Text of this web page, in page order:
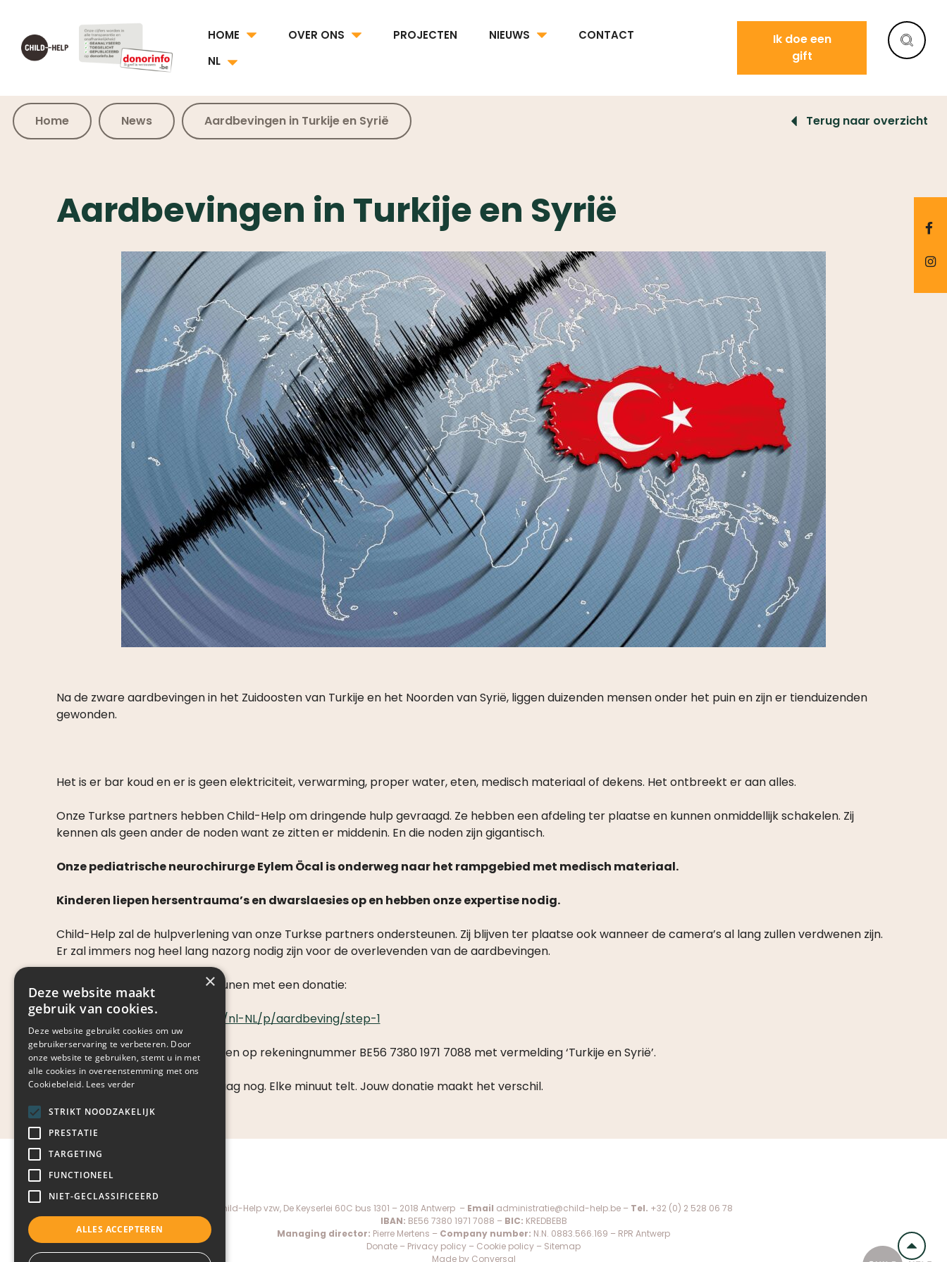
HOME OVER ONS PROJECTEN NIEUWS
CONTACT
NL
Ik doe een
gift
Home News Aardbevingen in Turkije en Syrië Terug naar overzicht
Aardbevingen in Turkije en Syrië
Na de zware aardbevingen in het Zuidoosten van Turkije en het Noorden van Syrië, liggen duizenden mensen onder het puin en zijn er tienduizenden
gewonden.
Het is er bar koud en er is geen elektriciteit, verwarming, proper water, eten, medisch materiaal of dekens. Het ontbreekt er aan alles.
Onze Turkse partners hebben Child-Help om dringende hulp gevraagd. Ze hebben een afdeling ter plaatse en kunnen onmiddellijk schakelen. Zij
kennen als geen ander de noden want ze zitten er middenin. En die noden zijn gigantisch.
Onze pediatrische neurochirurge Eylem Öcal is onderweg naar het rampgebied met medisch materiaal.
Kinderen liepen hersentrauma’s en dwarslaesies op en hebben onze expertise nodig.
Child-Help zal de hulpverlening van onze Turkse partners ondersteunen. Zij blijven ter plaatse ook wanneer de camera’s al lang zullen verdwenen zijn.
Er zal immers nog heel lang nazorg nodig zijn voor de overlevenden van de aardbevingen.
Je kan onze noodoperatie steunen met een donatie:
https://childhelp.koalect.com/nl-NL/p/aardbeving/step-1
Of je kan een overschrijving doen op rekeningnummer BE56 7380 1971 7088 met vermelding ‘Turkije en Syrië’.
Aarzel niet en steun ons vandaag nog. Elke minuut telt. Jouw donatie maakt het verschil.
Child-Help vzw, De Keyserlei 60C bus 1301 – 2018 Antwerp – Email administratie@child-help.be– Tel. +32 (0) 2 528 06 78
IBAN: BE56 7380 1971 7088 – BIC: KREDBEBB
Managing director: Pierre Mertens – Company number: N.N. 0883.566.169 – RPR Antwerp
Donate – Privacy policy – Cookie policy – Sitemap
Made by Conversal
×
Deze website maakt
gebruik van cookies.
Deze website gebruikt cookies om uw
gebruikerservaring te verbeteren. Door
onze website te gebruiken, stemt u in met
alle cookies in overeenstemming met ons
Cookiebeleid. Lees verder
STRIKT NOODZAKELIJK
PRESTATIE
TARGETING
FUNCTIONEEL
NIET-GECLASSIFICEERD
ALLES ACCEPTEREN